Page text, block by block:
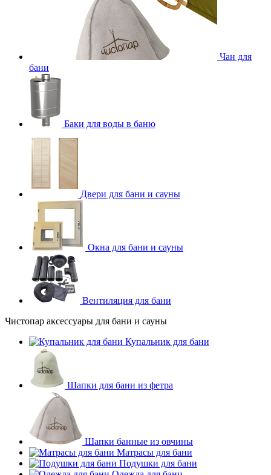
Чан для
бани
Баки для воды в баню
Двери для бани и сауны
Окна для бани и сауны
Вентиляция для бани
Чистопар аксессуары для бани и сауны
Купальник для бани
Шапки для бани из фетра
Шапки банные из овчины
Матрасы для бани
Подушки для бани